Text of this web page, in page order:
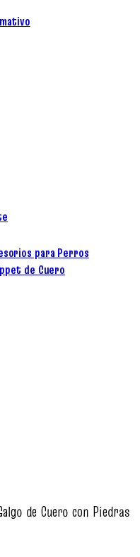
para Perros
de Cuero
de Cuero con Piedras